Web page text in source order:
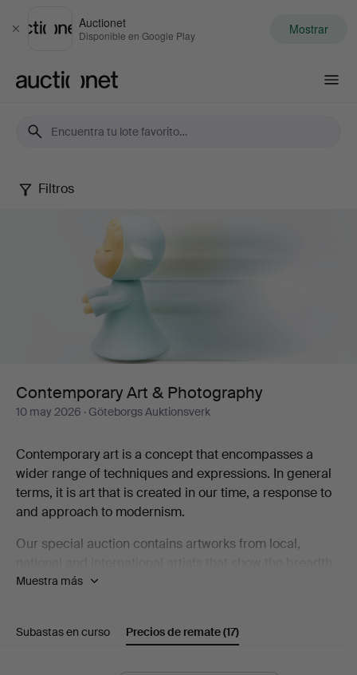
Cerrar
Auctionet
Disponible en Google Play Mostrar
Contemporary
Photography
Filtros
Contemporary Art & Photography
10 may 2026 · Göteborgs Auktionsverk
Contemporary art is a concept that encompasses a
wider range of techniques and expressions. In general
terms, it is art that is created in our time, a response to
and approach to modernism.
Our special auction contains artworks from local,
that contemporary art represents, including Karin
Labba.
Muestra más
Subastas en curso Precios de remate(17)